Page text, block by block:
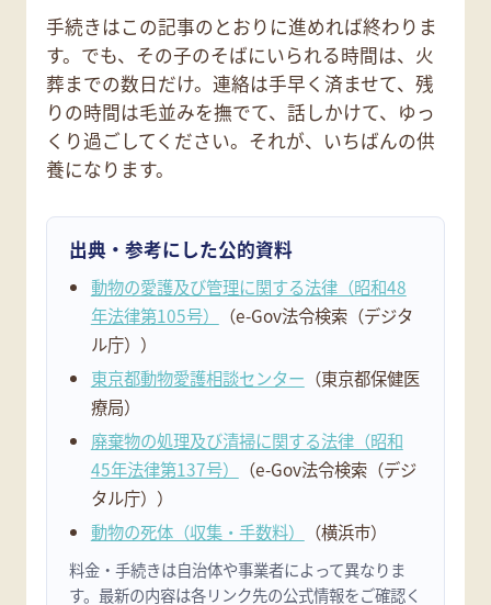
手続きはこの記事のとおりに進めれば終わりま
す。でも、その子のそばにいられる時間は、火
葬までの数日だけ。連絡は手早く済ませて、残
りの時間は毛並みを撫でて、話しかけて、ゆっ
くり過ごしてください。それが、いちばんの供
養になります。
出典・参考にした公的資料
動物の愛護及び管理に関する法律（昭和48
年法律第105号）
（e-Gov法令検索（デジタ
ル庁））
東京都動物愛護相談センター （東京都保健医
療局）
廃棄物の処理及び清掃に関する法律（昭和
45年法律第137号）
（e-Gov法令検索（デジ
タル庁））
動物の死体（収集・手数料）
（横浜市）
料金・手続きは自治体や事業者によって異なりま
す。最新の内容は各リンク先の公式情報をご確認く